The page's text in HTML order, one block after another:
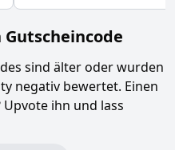
Gutscheincode
sind älter oder wurden
negativ bewertet. Einen
ihn und lass